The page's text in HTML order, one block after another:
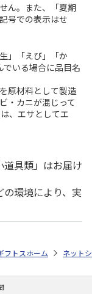
ん。また、「夏期
号での表示はせ
」「えび」「か
でいる場合に品目名
原材料として製造
・カニが混じって
、エサとしてエ
具類」はお届け
環境により、実
おすすめ ご当地
元・夏ギフト特集 2026
フトストア お中元・
ホーム ネット